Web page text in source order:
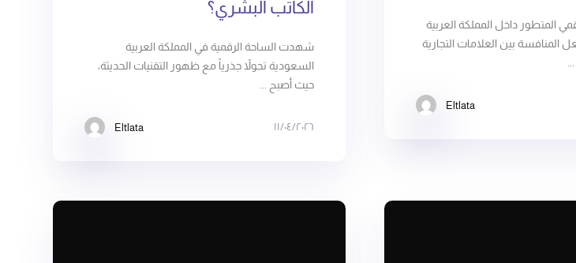
Eltlata
المتطور داخل المملكة العربية
المنافسة بين العلامات التجارية
الكاتب البشري؟
Eltlata ١١/٠٤/٢٠٢٦
شهدت الساحة الرقمية في المملكة العربية
السعودية تحولاً جذرياً مع ظهور التقنيات الحديثة،
حيث أصبح ...